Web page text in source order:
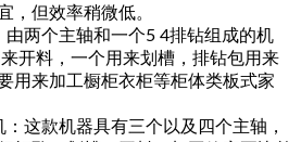
，但效率稍微低。
由两个主轴和一个5 4排钻组成的机
开料，一个用来划槽，排钻包用来
用来加工橱柜衣柜等柜体类板式家
这款机器具有三个以及四个主轴，